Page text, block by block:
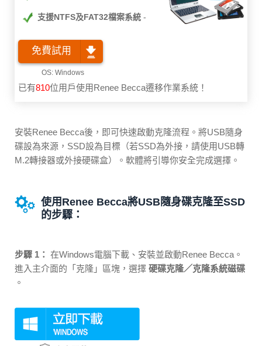
支援NTFS及FAT32檔案系統
免費試用
已有810位用戶使用Renee Becca遷移作業系統！
安裝Renee Becca後，即可快速啟動克隆流程。將USB隨身
碟設為來源，SSD設為目標（若SSD為外接，請使用USB轉
M.2轉接器或外接硬碟盒）。軟體將引導你安全完成選擇。
使用Renee Becca將USB隨身碟克隆至SSD
的步驟：
步驟 1： 在Windows電腦下載、安裝並啟動Renee Becca。
進入主介面的「克隆」區塊，選擇 硬碟克隆／克隆系統磁碟
。